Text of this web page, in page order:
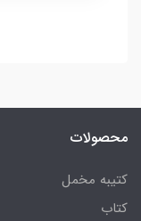
محصولات
کتیبه مخمل
کتاب